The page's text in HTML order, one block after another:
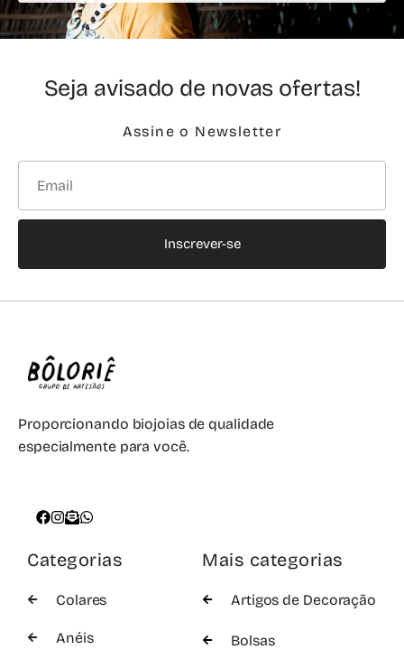
Seja avisado de novas ofertas!
Assine o Newsletter
Inscrever-se
Proporcionando biojoias de qualidade
especialmente para você.
Categorias
Colares
Anéis
Mais categorias
Artigos de Decoração
Bolsas